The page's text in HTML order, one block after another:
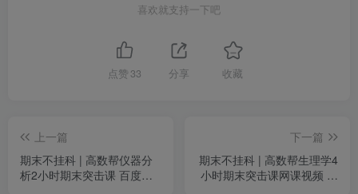
喜欢就支持一下吧
点赞 33 分享 收藏
上一篇
期末不挂科 | 高数帮仪器分
析2小时期末突击课 百度网
下一篇
期末不挂科 | 高数帮生理学4
小时期末突击课网课视频 百